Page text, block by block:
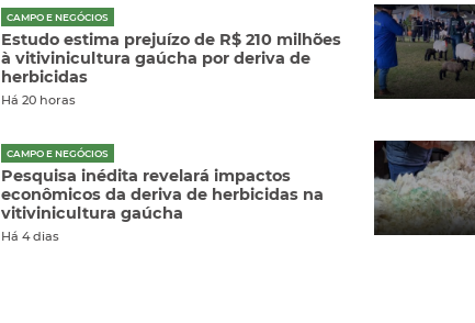
CAMPO E NEGÓCIOS
Estudo estima prejuízo de R$ 210 milhões
à vitivinicultura gaúcha por deriva de
herbicidas
Há 20 horas
CAMPO E NEGÓCIOS
Pesquisa inédita revelará impactos
econômicos da deriva de herbicidas na
vitivinicultura gaúcha
Há 4 dias